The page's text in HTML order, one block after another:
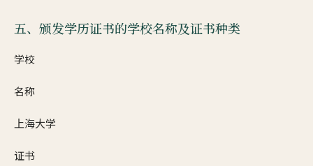
五、颁发学历证书的学校名称及证书种类
学校
名称
上海大学
证书